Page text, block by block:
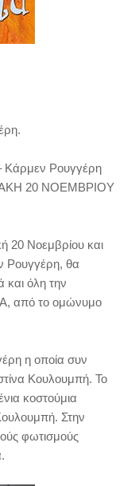
Κάρμεν Ρουγγέρη
20 ΝΟΕΜΒΡΙΟΥ
20 Νοεμβρίου και
Ρουγγέρη, θα
και όλη την
από το ομώνυμο
η οποία συν
Κουλουμπή. Το
κοστούμια
Στην
φωτισμούς